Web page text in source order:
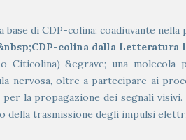
di CDP-colina; coadiuvante
colina dalla Letteratura
Citicolina) &egrave; una
nervosa, oltre a partecipare ai
per la propagazione dei segnali
della trasmissione degli impulsi